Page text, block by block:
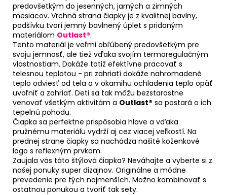
predovšetkým do jesenných, jarných a zimných
mesiacov. Vrchná strana čiapky je z kvalitnej bavlny,
podšívku tvorí jemný bavlnený úplet s pridaným
materiálom Outlast®.
Tento materiál je veľmi obľúbený predovšetkým pre
svoju jemnosť, ale tiež vďaka svojím termoregulačným
vlastnostiam. Dokáže totiž efektívne pracovať s
telesnou teplotou - pri zahriatí dokáže nahromadené
teplo odviesť od tela a v okamihu ochladenia teplo opäť
uvoľniť a zahriať. Deti sa tak môžu bezstarostne
venovať všetkým aktivitám a Outlast® sa postará o ich
tepelnú pohodu.
Čiapka sa perfektne prispôsobia hlave a vďaka
pružnému materiálu vydrží aj cez viacej veľkostí. Na
prednej strane čiapky sa nachádza našité koženkové
logo s reflexným prvkom.
Zaujala vás táto štýlová čiapka? Neváhajte a vyberte si z
našej ponuky super dizajnov. Originálne a módne
prevedenie pre tých najmenších. Možno kombinovať s
ostatnou ponukou a tvoriť tak sety.